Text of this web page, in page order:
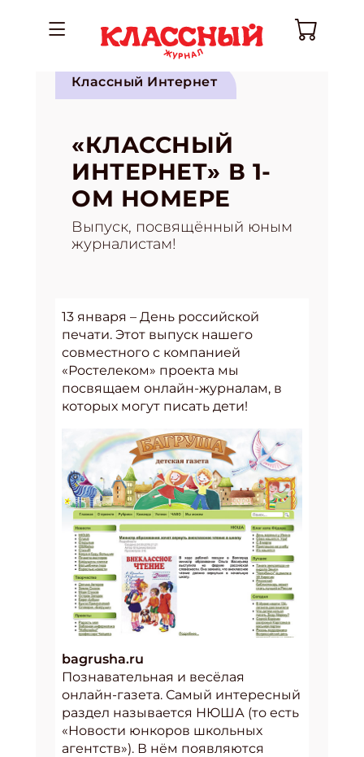
Классный Интернет
«КЛАССНЫЙ
ИНТЕРНЕТ» В 1-
ОМ НОМЕРЕ
Выпуск, посвящённый юным
журналистам!
13 января – День российской
печати. Этот выпуск нашего
совместного с компанией
«Ростелеком» проекта мы
посвящаем онлайн-журналам, в
которых могут писать дети!
bagrusha.ru
Познавательная и весёлая
онлайн-газета. Самый интересный
раздел называется НЮША (то есть
«Новости юнкоров школьных
агентств»). В нём появляются